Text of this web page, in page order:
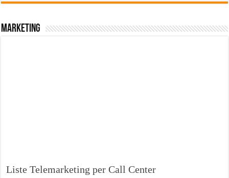
Marketing
Liste Telemarketing per Call Center